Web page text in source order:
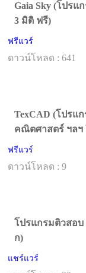
Gaia Sky (โปรแ
3 มิติ ฟรี)
ฟรีแวร์
ดาวน์โหลด : 641
TexCAD (โปรแ
คณิตศาสตร์ ฯลฯ
ฟรีแวร์
ดาวน์โหลด : 9
โปรแกรมติวสอบ
ก)
แชร์แวร์